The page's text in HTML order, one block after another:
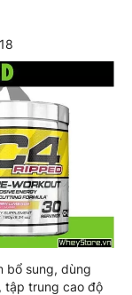
bổ sung, dùng
tập trung cao độ